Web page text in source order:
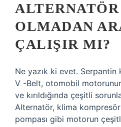
OLMADAN
ÇALIŞIR MI?
Ne yazık ki evet. Serpantin
V -Belt, otomobil
ve kırıldığında çeşitli
Alternatör, klima
pompası gibi motorun